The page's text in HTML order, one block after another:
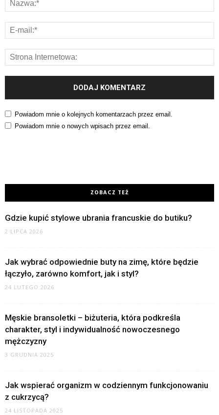
Powiadom mnie o kolejnych komentarzach przez email.
Powiadom mnie o nowych wpisach przez email.
ZOBACZ TEŻ
Gdzie kupić stylowe ubrania francuskie do butiku?
2 LIPCA 2026
Jak wybrać odpowiednie buty na zimę, które będzie
łączyło, zarówno komfort, jak i styl?
24 LUTEGO 2026
Męskie bransoletki – biżuteria, która podkreśla
charakter, styl i indywidualność nowoczesnego
mężczyzny
3 GRUDNIA 2025
Jak wspierać organizm w codziennym funkcjonowaniu
z cukrzycą?
24 LISTOPADA 2025